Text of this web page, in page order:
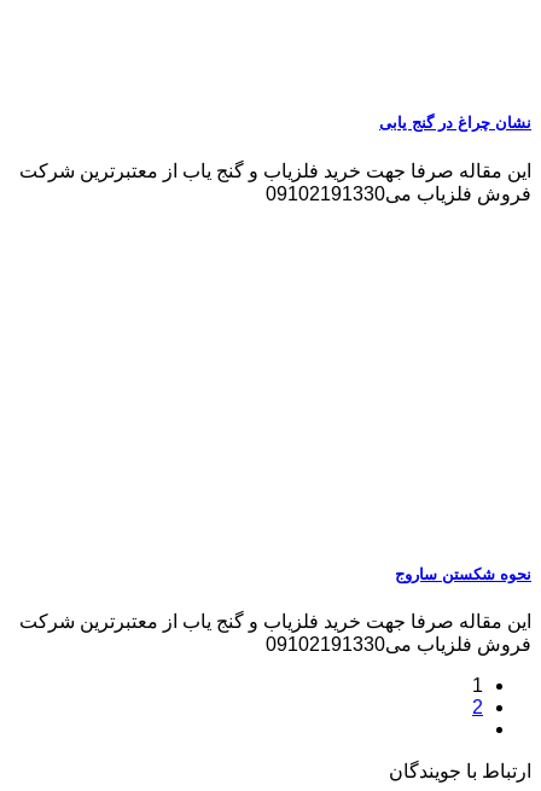
نشان چراغ در گنج یابی
این مقاله صرفا جهت خرید فلزیاب و گنج یاب از معتبرترین شرکت
فروش فلزیاب می09102191330
نحوه شکستن ساروج
این مقاله صرفا جهت خرید فلزیاب و گنج یاب از معتبرترین شرکت
فروش فلزیاب می09102191330
1
2
ارتباط با جویندگان